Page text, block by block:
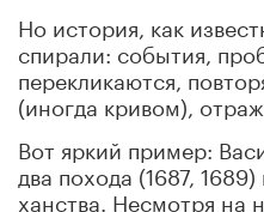
Но история, как
спирали: события,
перекликаются,
(иногда кривом),
Вот яркий пример:
два похода (1687,
ханства. Несмотря на